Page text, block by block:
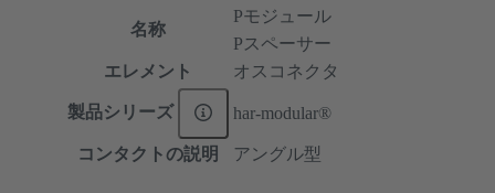
名称
Pモジュール
Pスペーサー
エレメント
オスコネクタ
製品シリーズ har-modular®
コンタクトの説明 アングル型